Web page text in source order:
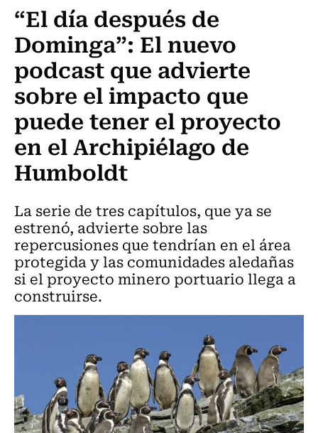
“El día después de
Dominga”: El nuevo
podcast que advierte
sobre el impacto que
puede tener el proyecto
en el Archipiélago de
Humboldt
La serie de tres capítulos, que ya se
estrenó, advierte sobre las
repercusiones que tendrían en el área
protegida y las comunidades aledañas
si el proyecto minero portuario llega a
construirse.